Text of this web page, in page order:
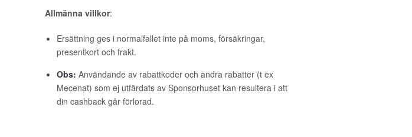
Allmänna villkor:
Ersättning ges i normalfallet inte på moms, försäkringar,
presentkort och frakt.
Obs: Användande av rabattkoder och andra rabatter (t ex
Mecenat) som ej utfärdats av Sponsorhuset kan resultera i att
din cashback går förlorad.